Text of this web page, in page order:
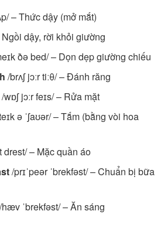
– Thức dậy (mở mắt)
dậy, rời khỏi giường
ðə bed/ – Dọn dẹp giường chiếu
/brʌʃ jɔːr tiːθ/ – Đánh răng
/wɒʃ jɔːr feɪs/ – Rửa mặt
ə ˈʃaʊər/ – Tắm (bằng vòi hoa
drest/ – Mặc quần áo
/prɪˈpeər ˈbrekfəst/ – Chuẩn bị bữa
/hæv ˈbrekfəst/ – Ăn sáng